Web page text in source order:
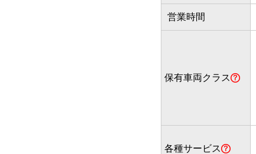
営業時間
保有車両クラス
各種サービス